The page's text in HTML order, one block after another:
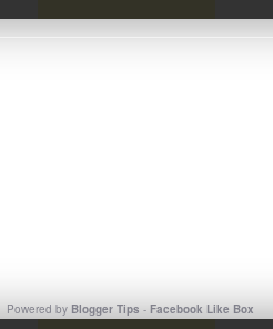
Powered by Blogger Tips - Facebook Like Box